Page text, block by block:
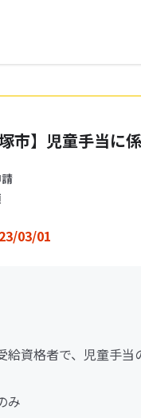
塚市】児童手当に
03/01
給資格者で、児童手当
み